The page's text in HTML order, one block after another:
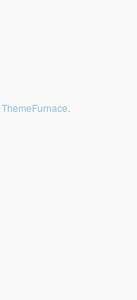
ThemeFurnace